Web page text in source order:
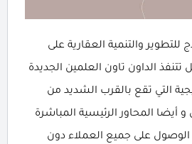
والتنمية العقارية على
الداون تاون العلمين الجديدة
التي تقع بالقرب الشديد من
أيضا المحاور الرئيسية المباشرة
على جميع العملاء دون